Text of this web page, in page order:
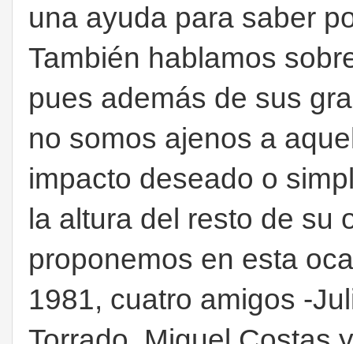
una ayuda para saber
También hablamos
pues además de sus
no somos ajenos a
impacto deseado o
la altura del resto de su
proponemos en esta
1981, cuatro amigos -